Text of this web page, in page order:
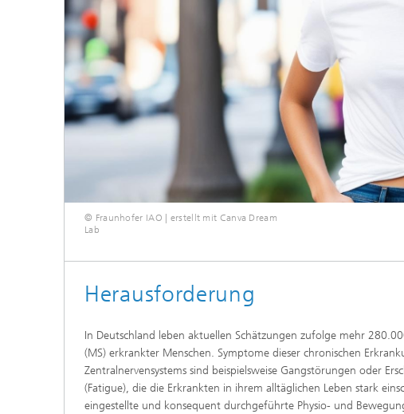
© Fraunhofer IAO | erstellt mit Canva Dream
Lab
Herausforderung
In Deutschland leben aktuellen Schätzungen zufolge mehr
(MS) erkrankter Menschen. Symptome dieser chronischen
Zentralnervensystems sind beispielsweise Gangstörungen oder
(Fatigue), die die Erkrankten in ihrem alltäglichen Leben stark
eingestellte und konsequent durchgeführte Physio- und